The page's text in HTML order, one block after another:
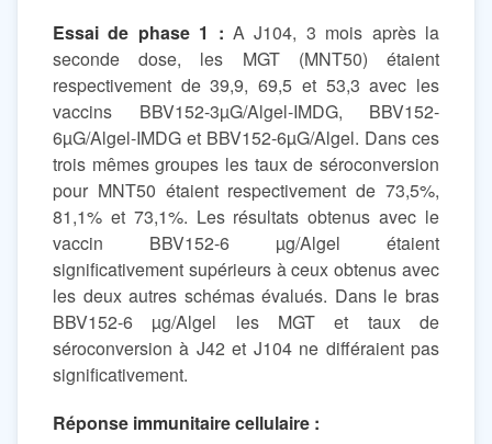
Essai de phase 1 : A J104, 3 mois après la
seconde dose, les MGT (MNT50) étaient
respectivement de 39,9, 69,5 et 53,3 avec les
vaccins BBV152-3µG/Algel-IMDG, BBV152-
6µG/Algel-IMDG et BBV152-6µG/Algel. Dans ces
trois mêmes groupes les taux de séroconversion
pour MNT50 étaient respectivement de 73,5%,
81,1% et 73,1%. Les résultats obtenus avec le
vaccin BBV152-6 µg/Algel étaient
significativement supérieurs à ceux obtenus avec
les deux autres schémas évalués. Dans le bras
BBV152-6 µg/Algel les MGT et taux de
séroconversion à J42 et J104 ne différaient pas
significativement.
Réponse immunitaire cellulaire :